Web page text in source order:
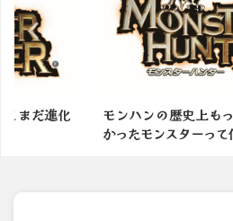
モンハンの歴史上もっとも隙が無
かったモンスターって何に...